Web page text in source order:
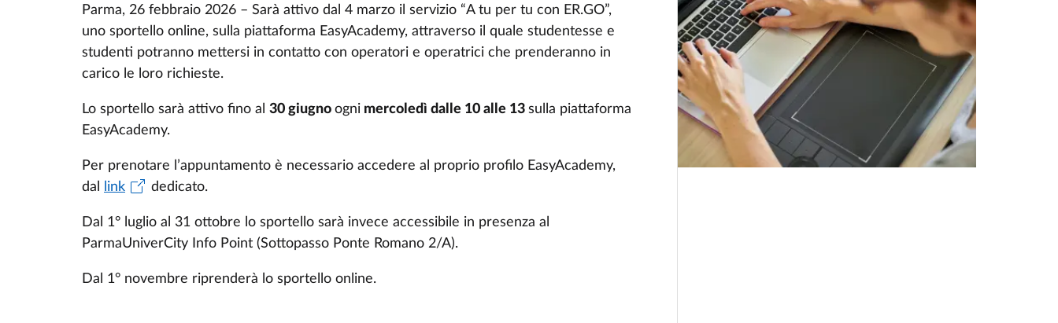
Parma, 26 febbraio 2026 – Sarà attivo dal 4 marzo il servizio “A tu per tu con ER.GO”,
uno sportello online, sulla piattaforma EasyAcademy, attraverso il quale studentesse e
studenti potranno mettersi in contatto con operatori e operatrici che prenderanno in
carico le loro richieste.
Lo sportello sarà attivo fino al30 giugnoogni mercoledì dalle 10 alle 13sulla piattaforma
EasyAcademy.
Per prenotare l’appuntamento è necessario accedere al proprio profilo EasyAcademy,
dal
link dedicato.
Dal 1° luglio al 31 ottobre lo sportello sarà invece accessibile in presenza al
ParmaUniverCity Info Point (Sottopasso Ponte Romano 2/A).
Dal 1° novembre riprenderà lo sportello online.